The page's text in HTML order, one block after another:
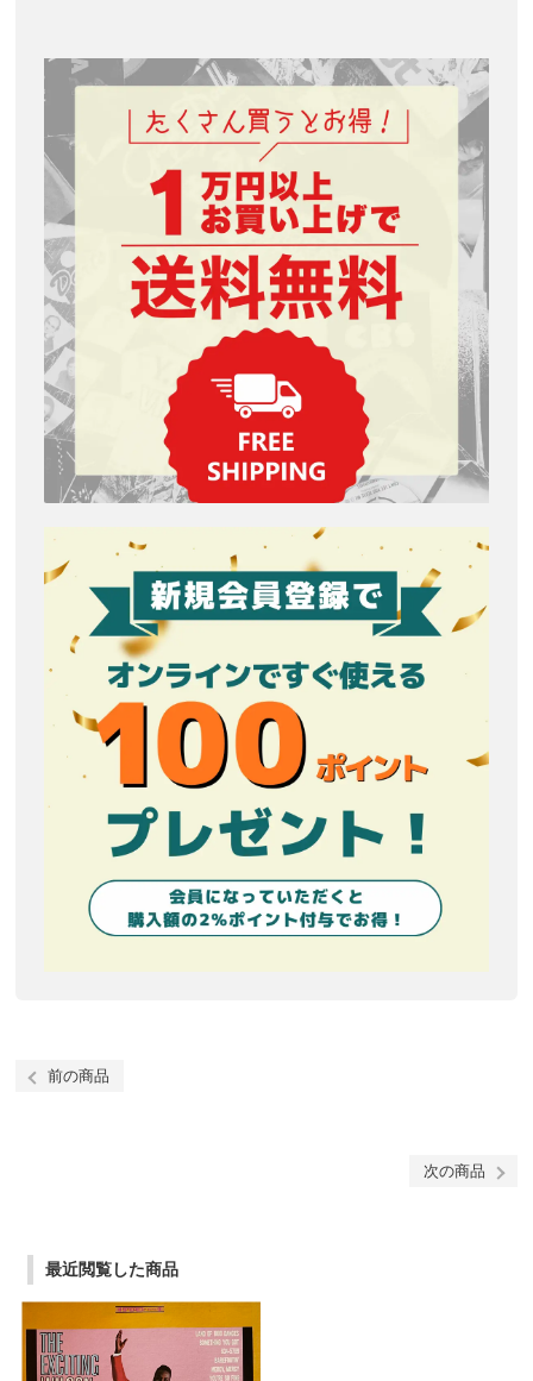
前の商品
次の商品
最近閲覧した商品